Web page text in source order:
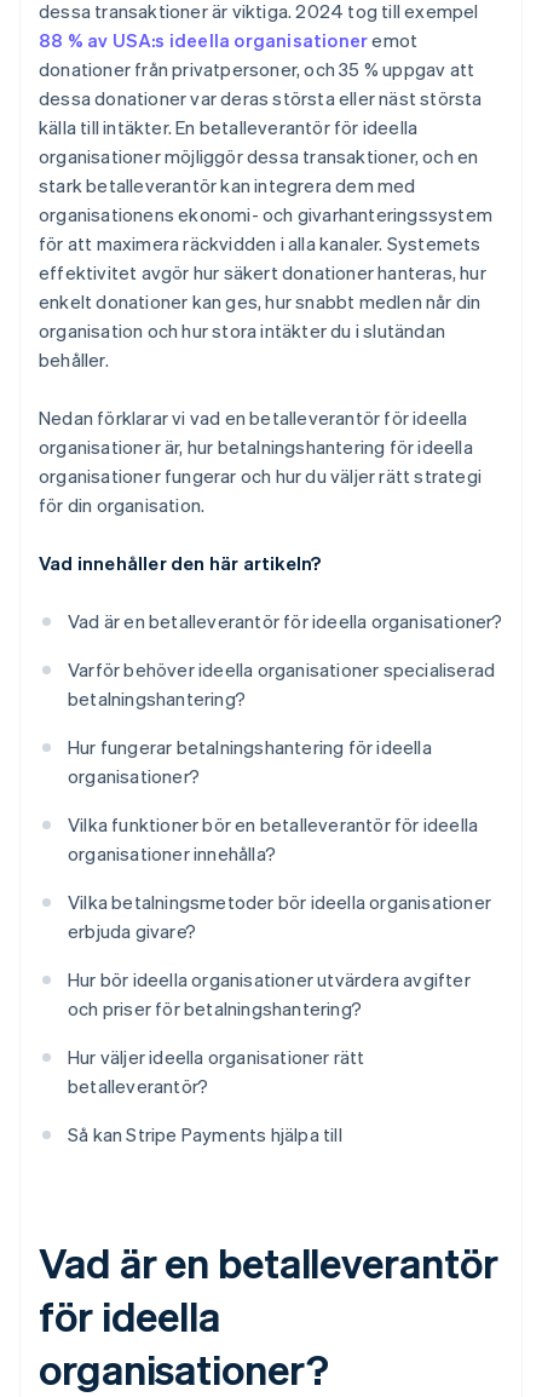
dessa transaktioner är viktiga. 2024 tog till exempel
88 % av USA:s ideella organisationeremot
donationer från privatpersoner, och 35 % uppgav att
dessa donationer var deras största eller näst största
källa till intäkter. En betalleverantör för ideella
organisationer möjliggör dessa transaktioner, och en
stark betalleverantör kan integrera dem med
organisationens ekonomi- och givarhanteringssystem
för att maximera räckvidden i alla kanaler. Systemets
effektivitet avgör hur säkert donationer hanteras, hur
enkelt donationer kan ges, hur snabbt medlen når din
organisation och hur stora intäkter du i slutändan
behåller.
Nedan förklarar vi vad en betalleverantör för ideella
organisationer är, hur betalningshantering för ideella
organisationer fungerar och hur du väljer rätt strategi
för din organisation.
Vad innehåller den här artikeln?
Vad är en betalleverantör för ideella organisationer?
Varför behöver ideella organisationer specialiserad
betalningshantering?
Hur fungerar betalningshantering för ideella
organisationer?
Vilka funktioner bör en betalleverantör för ideella
organisationer innehålla?
Vilka betalningsmetoder bör ideella organisationer
erbjuda givare?
Hur bör ideella organisationer utvärdera avgifter
och priser för betalningshantering?
Hur väljer ideella organisationer rätt
betalleverantör?
Så kan Stripe Payments hjälpa till
Vad är en betalleverantör
för ideella
organisationer?